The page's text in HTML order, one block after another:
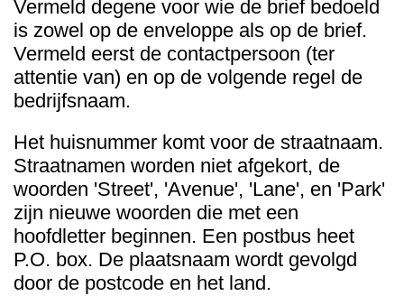
Vermeld degene voor wie de brief bedoeld
is zowel op de enveloppe als op de brief.
Vermeld eerst de contactpersoon (ter
attentie van) en op de volgende regel de
bedrijfsnaam.
Het huisnummer komt voor de straatnaam.
Straatnamen worden niet afgekort, de
woorden 'Street', 'Avenue', 'Lane', en 'Park'
zijn nieuwe woorden die met een
hoofdletter beginnen. Een postbus heet
P.O. box. De plaatsnaam wordt gevolgd
door de postcode en het land.